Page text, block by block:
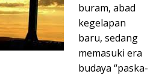
buram, abad
kegelapan
baru, sedang
memasuki era
budaya “paska-